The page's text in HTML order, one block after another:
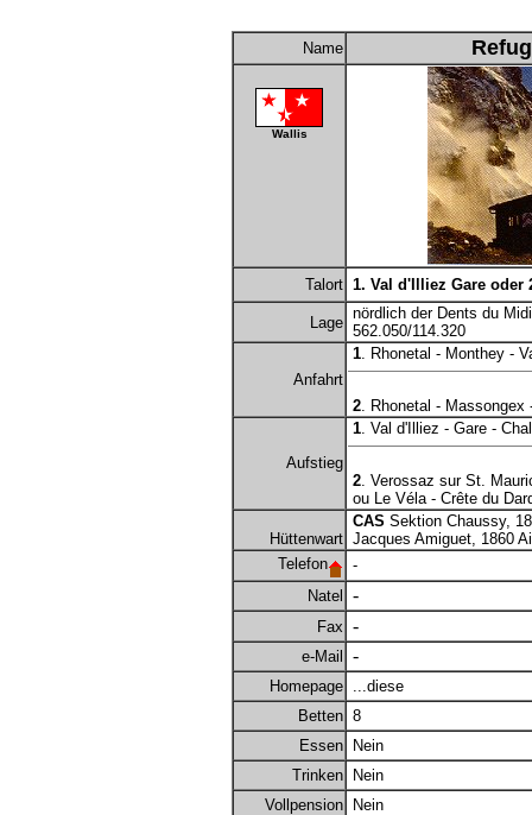
Name
Wallis
Talort 1. Val d'Illiez Gare oder
Lage
nördlich der Dents du
562.050/114.320
Anfahrt
1. Rhonetal - Monthey -
2. Rhonetal - Massongex
Aufstieg
1. Val d'Illiez - Gare -
2. Verossaz sur St.
ou Le Véla - Crête du
Hüttenwart
CAS Sektion Chaussy,
Jacques Amiguet, 1860
Telefon
-
Natel
-
Fax -
e-Mail -
Homepage ...diese
Betten 8
Essen
Nein
Trinken
Nein
Vollpension
Nein